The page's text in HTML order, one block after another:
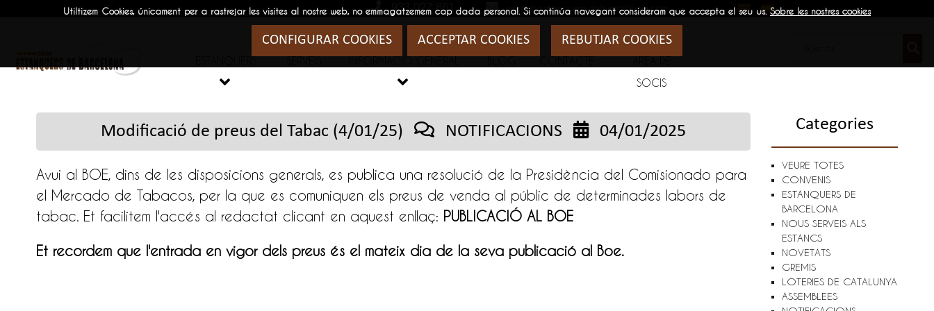
Utiltizem Cookies, únicament per a rastrejar les visites al nostre web, no emmagatzemem cap dada personal. Si continúa navegant consideram que accepta el seu us. Sobre les nostres cookies
CONFIGURAR COOKIES ACCEPTAR COOKIES REBUTJAR COOKIES
933 027 861 gremi@estanquersdebarcelona.com
 
SOCIS
Modificació de preus del Tabac (4/01/25) NOTIFICACIONS 04/01/2025
Avui al BOE, dins de les disposicions generals, es publica una resolució de la Presidència del Comisionado para
el Mercado de Tabacos, per la que es comuniquen els preus de venda al públic de determinades labors de
tabac. Et facilitem l'accés al redactat clicant en aquest enllaç: PUBLICACIÓ AL BOE
Et recordem que l'entrada en vigor dels preus és el mateix dia de la seva publicació al Boe.
Categories
VEURE TOTES
CONVENIS
ESTANQUERS DE
BARCELONA
NOUS SERVEIS ALS
ESTANCS
NOVETATS
GREMIS
LOTERIES DE CATALUNYA
ASSEMBLEES